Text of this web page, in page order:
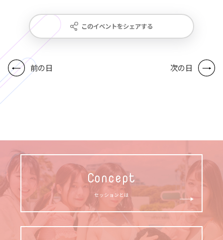
このイベントをシェアする
前の日 次の日
Concept
セッションとは